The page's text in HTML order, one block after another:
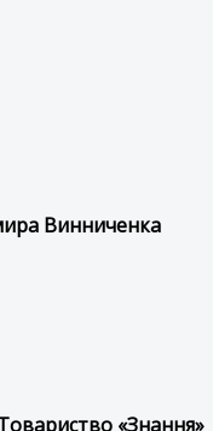
Винниченка
«Знання»